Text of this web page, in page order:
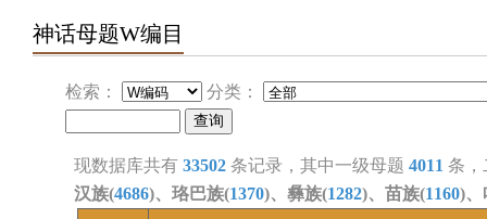
神话母题W编目
检索： 分类：
现数据库共有 33502 条记录，其中一级母题 4011 条
汉族(4686)、珞巴族(1370)、彝族(1282)、苗族(1160)、